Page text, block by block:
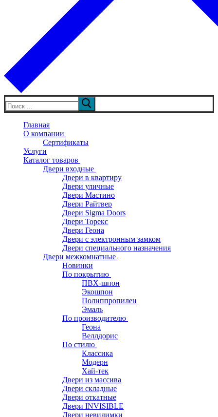
Искать:
Главная
О компании
Сертификаты
Услуги
Каталог товаров
Двери входные
Двери в квартиру
Двери уличные
Двери Мастино
Двери Райтвер
Двери Sigma Doors
Двери Торекс
Двери Геона
Двери с электронным замком
Двери специального назначения
Двери межкомнатные
Новинки
По покрытию
ПВХ-шпон
Экошпон
Полиппропилен
Эмаль
По производителю
Геона
Веллдорис
По стилю
Классика
Модерн
Хай-тек
Двери из массива
Двери складные
Двери откатные
Двери INVISIBLE
Двери невидимки